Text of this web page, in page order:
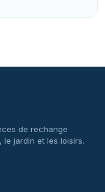
de rechange
le jardin et les loisirs.